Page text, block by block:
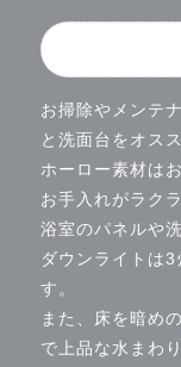
お掃除やメンテ
と洗面台をオス
ホーロー素材は
お手入れがラク
浴室のパネルや
ダウンライトは
す。
また、床を暗め
で上品な水まわ